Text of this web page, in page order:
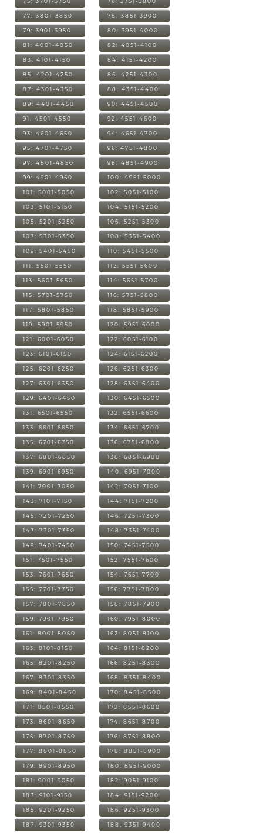
77: 3801-3850 78: 3851-3900
79: 3901-3950 80: 3951-4000
81: 4001-4050 82: 4051-4100
83: 4101-4150 84: 4151-4200
85: 4201-4250 86: 4251-4300
87: 4301-4350 88: 4351-4400
89: 4401-4450 90: 4451-4500
91: 4501-4550 92: 4551-4600
93: 4601-4650 94: 4651-4700
95: 4701-4750 96: 4751-4800
97: 4801-4850 98: 4851-4900
99: 4901-4950 100: 4951-5000
101: 5001-5050 102: 5051-5100
103: 5101-5150 104: 5151-5200
105: 5201-5250 106: 5251-5300
107: 5301-5350 108: 5351-5400
109: 5401-5450 110: 5451-5500
111: 5501-5550 112: 5551-5600
113: 5601-5650 114: 5651-5700
115: 5701-5750 116: 5751-5800
117: 5801-5850 118: 5851-5900
119: 5901-5950 120: 5951-6000
121: 6001-6050 122: 6051-6100
123: 6101-6150 124: 6151-6200
125: 6201-6250 126: 6251-6300
127: 6301-6350 128: 6351-6400
129: 6401-6450 130: 6451-6500
131: 6501-6550 132: 6551-6600
133: 6601-6650 134: 6651-6700
135: 6701-6750 136: 6751-6800
137: 6801-6850 138: 6851-6900
139: 6901-6950 140: 6951-7000
141: 7001-7050 142: 7051-7100
143: 7101-7150 144: 7151-7200
145: 7201-7250 146: 7251-7300
147: 7301-7350 148: 7351-7400
149: 7401-7450 150: 7451-7500
151: 7501-7550 152: 7551-7600
153: 7601-7650 154: 7651-7700
155: 7701-7750 156: 7751-7800
157: 7801-7850 158: 7851-7900
159: 7901-7950 160: 7951-8000
161: 8001-8050 162: 8051-8100
163: 8101-8150 164: 8151-8200
165: 8201-8250 166: 8251-8300
167: 8301-8350 168: 8351-8400
169: 8401-8450 170: 8451-8500
171: 8501-8550 172: 8551-8600
173: 8601-8650 174: 8651-8700
175: 8701-8750 176: 8751-8800
177: 8801-8850 178: 8851-8900
179: 8901-8950 180: 8951-9000
181: 9001-9050 182: 9051-9100
183: 9101-9150 184: 9151-9200
185: 9201-9250 186: 9251-9300
187: 9301-9350 188: 9351-9400